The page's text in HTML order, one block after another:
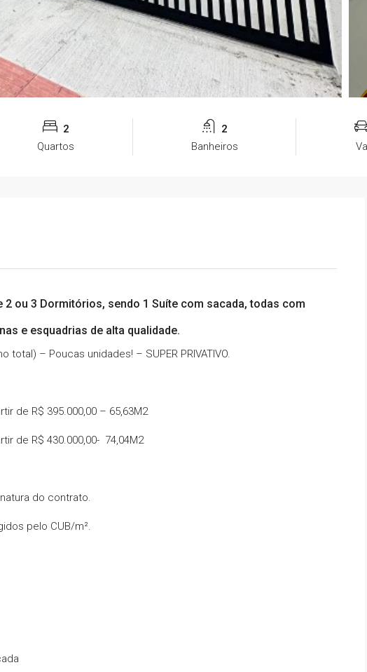
2
Quartos
2
Banheiros
2 ou 3 Dormitórios, sendo 1 Suíte com sacada, todas com
e esquadrias de alta qualidade.
– Poucas unidades! – SUPER PRIVATIVO.
de R$ 395.000,00 – 65,63M2
de R$ 430.000,00- 74,04M2
do contrato.
pelo CUB/m².